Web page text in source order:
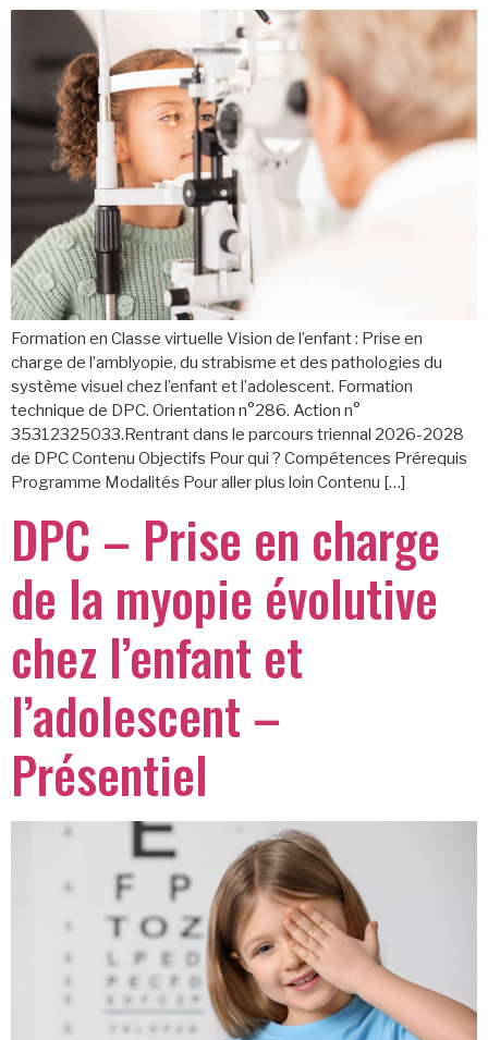
Formation en Classe virtuelle Vision de l’enfant : Prise en
charge de l’amblyopie, du strabisme et des pathologies du
système visuel chez l’enfant et l’adolescent. Formation
technique de DPC. Orientation n°286. Action n°
35312325033.Rentrant dans le parcours triennal 2026-2028
de DPC Contenu Objectifs Pour qui ? Compétences Prérequis
Programme Modalités Pour aller plus loin Contenu […]
DPC – Prise en charge
de la myopie évolutive
chez l’enfant et
l’adolescent –
Présentiel